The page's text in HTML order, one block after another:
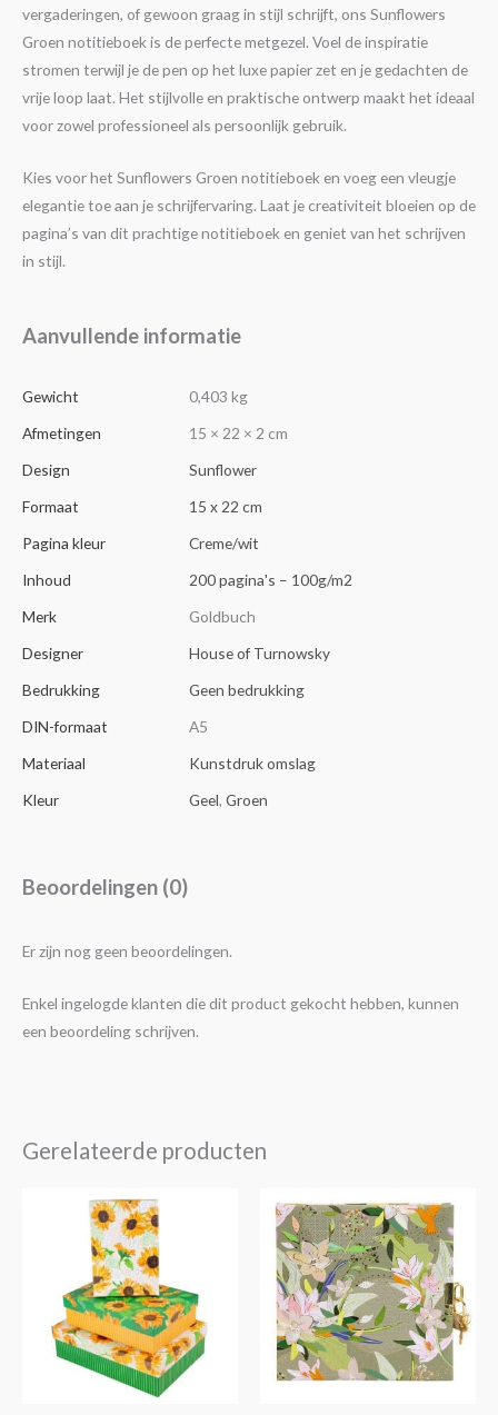
vergaderingen, of gewoon graag in stijl schrijft, ons Sunflowers
Groen notitieboek is de perfecte metgezel. Voel de inspiratie
stromen terwijl je de pen op het luxe papier zet en je gedachten de
vrije loop laat. Het stijlvolle en praktische ontwerp maakt het ideaal
voor zowel professioneel als persoonlijk gebruik.
Kies voor het Sunflowers Groen notitieboek en voeg een vleugje
elegantie toe aan je schrijfervaring. Laat je creativiteit bloeien op de
pagina’s van dit prachtige notitieboek en geniet van het schrijven
in stijl.
Aanvullende informatie
Gewicht
0,403 kg
Afmetingen
15 × 22 × 2 cm
Design
Sunflower
Formaat
15 x 22 cm
Pagina kleur
Creme/wit
Inhoud
200 pagina's – 100g/m2
Merk
Goldbuch
Designer
House of Turnowsky
Bedrukking
Geen bedrukking
DIN-formaat
A5
Materiaal
Kunstdruk omslag
Kleur
Geel, Groen
Beoordelingen (0)
Er zijn nog geen beoordelingen.
Enkel ingelogde klanten die dit product gekocht hebben, kunnen
een beoordeling schrijven.
Gerelateerde producten